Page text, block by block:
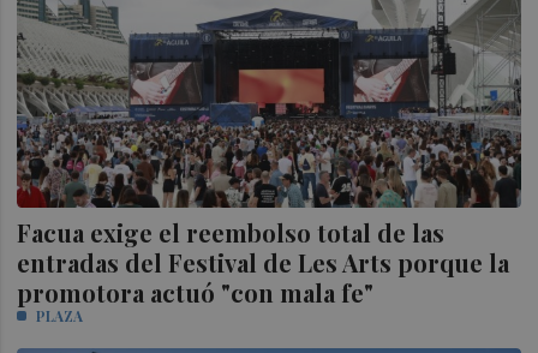
Facua exige el reembolso total de las
entradas del Festival de Les Arts porque la
promotora actuó "con mala fe"
PLAZA